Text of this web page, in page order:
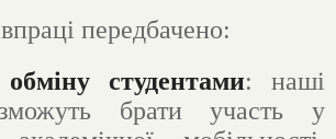
передбачено:
студентами: наші
брати участь у